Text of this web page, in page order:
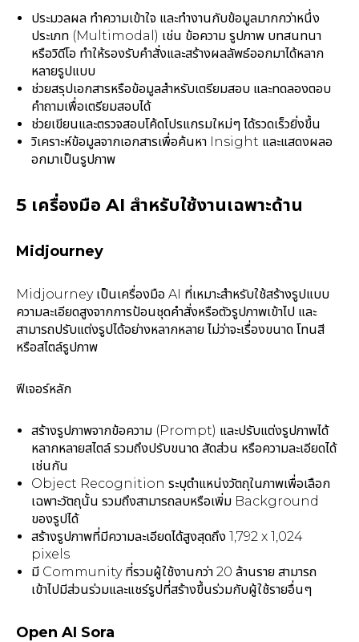
ประมวลผล ทำความเข้าใจ และทำงานกับข้อมูลมากกว่าหนึ่ง
ประเภท (Multimodal) เช่น ข้อความ รูปภาพ บทสนทนา
หรือวิดีโอ ทำให้รองรับคำสั่งและสร้างผลลัพธ์ออกมาได้หลาก
หลายรูปแบบ
ช่วยสรุปเอกสารหรือข้อมูลสำหรับเตรียมสอบ และทดลองตอบ
คำถามเพื่อเตรียมสอบได้
ช่วยเขียนและตรวจสอบโค้ดโปรแกรมใหม่ๆ ได้รวดเร็วยิ่งขึ้น
วิเคราะห์ข้อมูลจากเอกสารเพื่อค้นหา Insight และแสดงผลอ
อกมาเป็นรูปภาพ
5 เครื่องมือ AI สำหรับใช้งานเฉพาะด้าน
Midjourney
Midjourney เป็นเครื่องมือ AI ที่เหมาะสำหรับใช้สร้างรูปแบบ
ความละเอียดสูงจากการป้อนชุดคำสั่งหรือตัวรูปภาพเข้าไป และ
สามารถปรับแต่งรูปได้อย่างหลากหลาย ไม่ว่าจะเรื่องขนาด โทนสี
หรือสไตล์รูปภาพ
ฟีเจอร์หลัก
สร้างรูปภาพจากข้อความ (Prompt) และปรับแต่งรูปภาพได้
หลากหลายสไตล์ รวมถึงปรับขนาด สัดส่วน หรือความละเอียดได้
เช่นกัน
Object Recognition ระบุตำแหน่งวัตถุในภาพเพื่อเลือก
เฉพาะวัตถุนั้น รวมถึงสามารถลบหรือเพิ่ม Background
ของรูปได้
สร้างรูปภาพที่มีความละเอียดได้สูงสุดถึง 1,792 x 1,024
pixels
มี Community ที่รวมผู้ใช้งานกว่า 20 ล้านราย สามารถ
เข้าไปมีส่วนร่วมและแชร์รูปที่สร้างขึ้นร่วมกับผู้ใช้รายอื่นๆ
Open AI Sora